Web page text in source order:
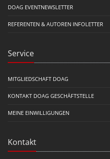
DOAG EVENTNEWSLETTER
REFERENTEN & AUTOREN INFOLETTER
Service
MITGLIEDSCHAFT DOAG
KONTAKT DOAG GESCHÄFTSTELLE
MEINE EINWILLIGUNGEN
Kontakt